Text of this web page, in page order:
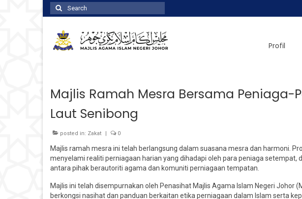
Search
for:
Profil
Majlis Ramah Mesra Bersama Peniaga-
Laut Senibong
posted in: Zakat | 0
Majlis ramah mesra ini telah berlangsung dalam suasana mesra dan harmoni.
menyelami realiti perniagaan harian yang dihadapi oleh para peniaga
antara pihak berautoriti agama dan komuniti perniagaan tempatan.
Majlis ini telah disempurnakan oleh Penasihat Majlis Agama Islam Negeri Johor
berkongsi nasihat dan panduan berkaitan etika perniagaan dalam Islam serta